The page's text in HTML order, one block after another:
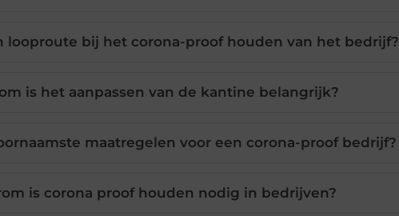
looproute bij het corona-proof houden van het bedrijf?
is het aanpassen van de kantine belangrijk?
maatregelen voor een corona-proof bedrijf?
is corona proof houden nodig in bedrijven?